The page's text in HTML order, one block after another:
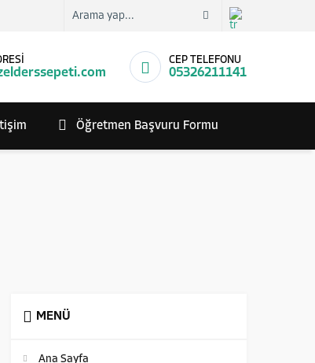
CEP TELEFONU
05326211141
Öğretmen Başvuru Formu
MENÜ
Ana Sayfa